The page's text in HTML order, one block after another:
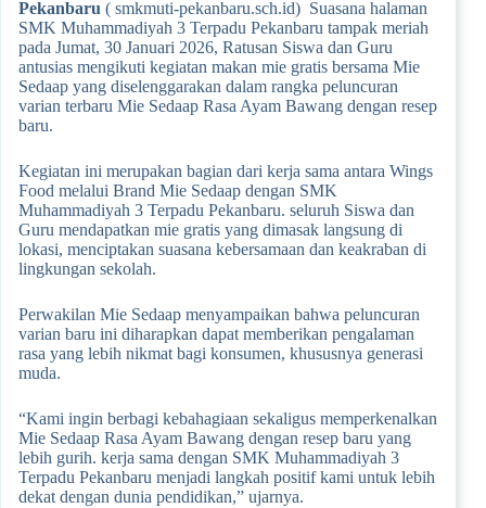
Pekanbaru ( smkmuti-pekanbaru.sch.id) Suasana halaman
SMK Muhammadiyah 3 Terpadu Pekanbaru tampak meriah
pada Jumat, 30 Januari 2026, Ratusan Siswa dan Guru
antusias mengikuti kegiatan makan mie gratis bersama Mie
Sedaap yang diselenggarakan dalam rangka peluncuran
varian terbaru Mie Sedaap Rasa Ayam Bawang dengan resep
baru.
Kegiatan ini merupakan bagian dari kerja sama antara Wings
Food melalui Brand Mie Sedaap dengan SMK
Muhammadiyah 3 Terpadu Pekanbaru. seluruh Siswa dan
Guru mendapatkan mie gratis yang dimasak langsung di
lokasi, menciptakan suasana kebersamaan dan keakraban di
lingkungan sekolah.
Perwakilan Mie Sedaap menyampaikan bahwa peluncuran
varian baru ini diharapkan dapat memberikan pengalaman
rasa yang lebih nikmat bagi konsumen, khususnya generasi
muda.
“Kami ingin berbagi kebahagiaan sekaligus memperkenalkan
Mie Sedaap Rasa Ayam Bawang dengan resep baru yang
lebih gurih. kerja sama dengan SMK Muhammadiyah 3
Terpadu Pekanbaru menjadi langkah positif kami untuk lebih
dekat dengan dunia pendidikan,” ujarnya.